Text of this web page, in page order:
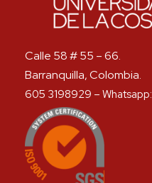
Calle 58 # 55 – 66.
Barranquilla, Colombia.
605 3198929 –